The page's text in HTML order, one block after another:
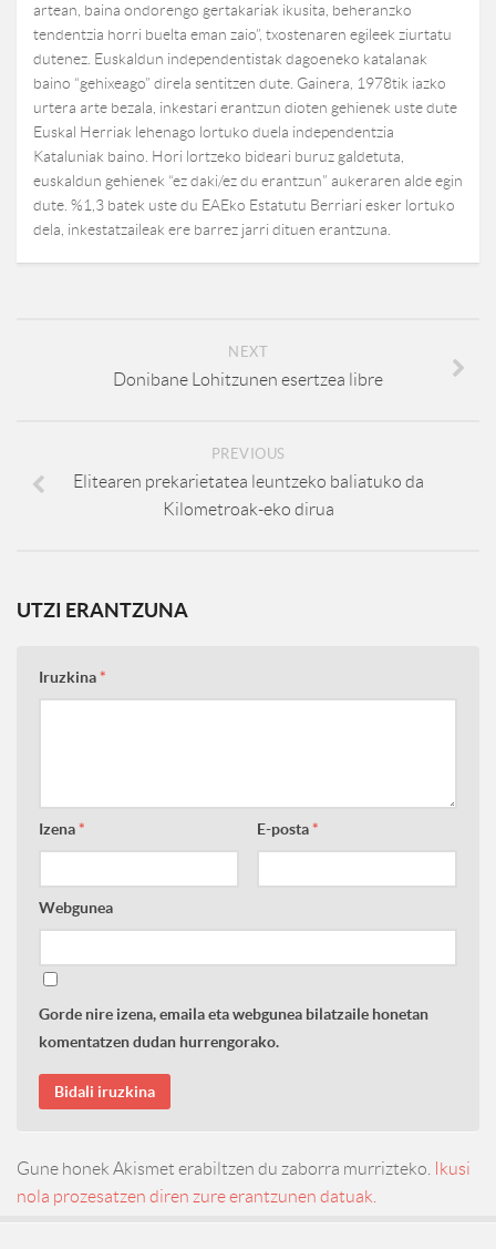
artean, baina ondorengo gertakariak ikusita, beheranzko
tendentzia horri buelta eman zaio”, txostenaren egileek ziurtatu
dutenez. Euskaldun independentistak dagoeneko katalanak
baino “gehixeago” direla sentitzen dute. Gainera, 1978tik iazko
urtera arte bezala, inkestari erantzun dioten gehienek uste dute
Euskal Herriak lehenago lortuko duela independentzia
Kataluniak baino. Hori lortzeko bideari buruz galdetuta,
euskaldun gehienek “ez daki/ez du erantzun” aukeraren alde egin
dute. %1,3 batek uste du EAEko Estatutu Berriari esker lortuko
dela, inkestatzaileak ere barrez jarri dituen erantzuna.
NEXT
Donibane Lohitzunen esertzea libre
PREVIOUS
Elitearen prekarietatea leuntzeko baliatuko da
Kilometroak-eko dirua
UTZI ERANTZUNA
Iruzkina*
Izena* E-posta*
Webgunea
Gorde nire izena, emaila eta webgunea bilatzaile honetan
komentatzen dudan hurrengorako.
Gune honek Akismet erabiltzen du zaborra murrizteko. Ikusi
nola prozesatzen diren zure erantzunen datuak.